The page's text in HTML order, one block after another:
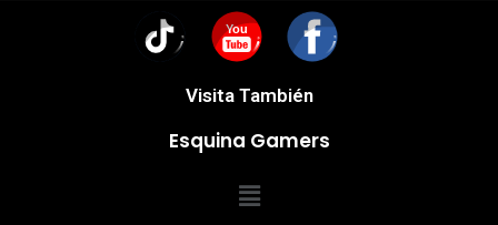
You
Visita También
Esquina Gamers
Menú